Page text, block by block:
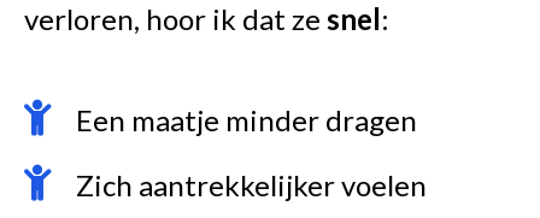
verloren, hoor ik dat ze snel:
Een maatje minder dragen
Zich aantrekkelijker voelen